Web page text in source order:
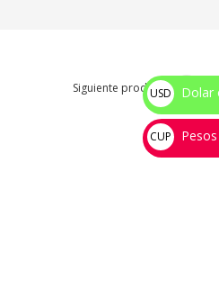
Siguiente producto
USD
$
Dolar
CUP
💰
Pesos